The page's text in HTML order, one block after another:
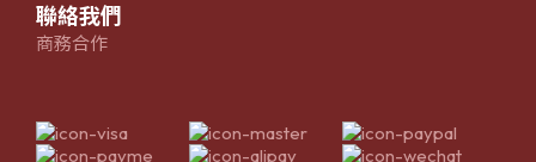
聯絡我們
商務合作